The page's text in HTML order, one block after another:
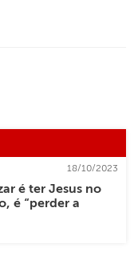
18/10/2023
é ter Jesus no
é “perder a